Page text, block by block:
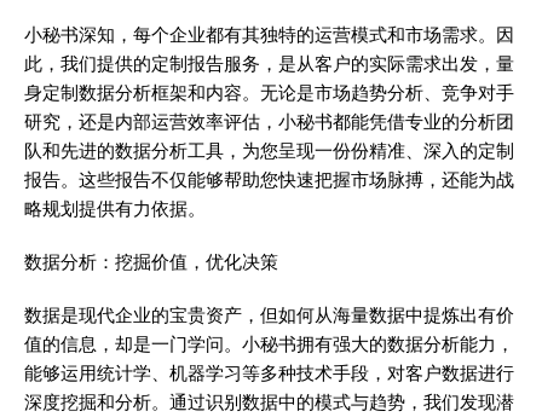
小秘书深知，每个企业都有其独特的运营模式和市场需求。因
此，我们提供的定制报告服务，是从客户的实际需求出发，量
身定制数据分析框架和内容。无论是市场趋势分析、竞争对手
研究，还是内部运营效率评估，小秘书都能凭借专业的分析团
队和先进的数据分析工具，为您呈现一份份精准、深入的定制
报告。这些报告不仅能够帮助您快速把握市场脉搏，还能为战
略规划提供有力依据。
数据分析：挖掘价值，优化决策
数据是现代企业的宝贵资产，但如何从海量数据中提炼出有价
值的信息，却是一门学问。小秘书拥有强大的数据分析能力，
能够运用统计学、机器学习等多种技术手段，对客户数据进行
深度挖掘和分析。通过识别数据中的模式与趋势，我们发现潜